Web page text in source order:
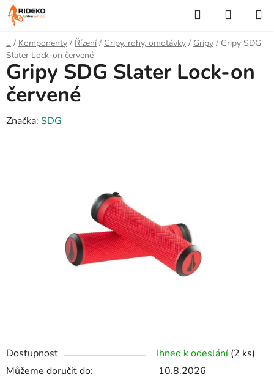
Přejít
na
obsah
Hledat
KOŠÍK
Domů
/ Komponenty / Řízení / Gripy, rohy, omotávky / Gripy / Gripy SDG
Slater Lock-on červené
Dostupnost Ihned k odeslání (2 ks)
Můžeme doručit do:
10.8.2026
Gripy SDG Slater Lock-on
červené
Značka: SDG